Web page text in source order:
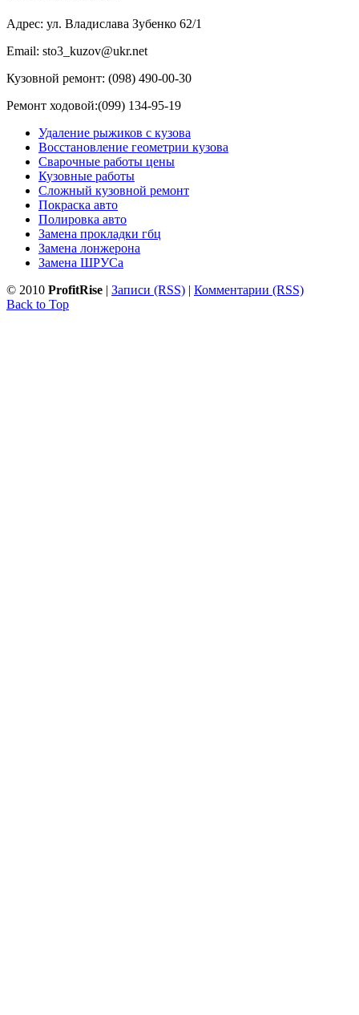
Адрес: ул. Владислава Зубенко 62/1
Email: sto3_kuzov@ukr.net
Кузовной ремонт: (098) 490-00-30
Ремонт ходовой:(099) 134-95-19
Удаление рыжиков с кузова
Восстановление геометрии кузова
Сварочные работы цены
Кузовные работы
Сложный кузовной ремонт
Покраска авто
Полировка авто
Замена прокладки гбц
Замена лонжерона
Замена ШРУСа
© 2010 ProfitRise | Записи (RSS) | Комментарии (RSS)
Back to Top